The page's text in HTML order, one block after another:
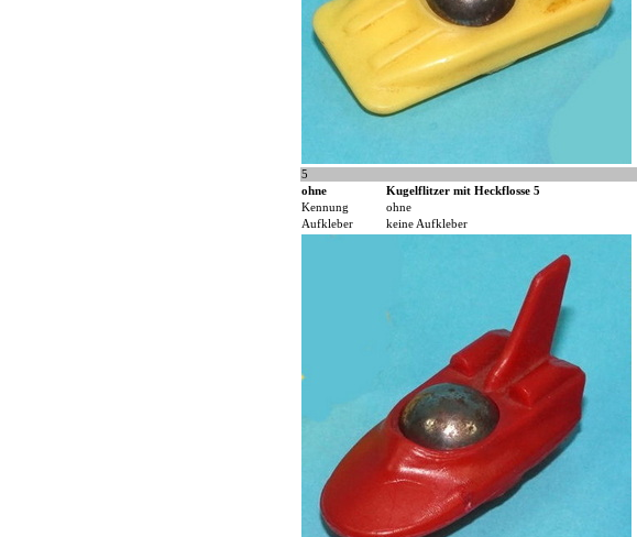
5
ohne
Kugelflitzer mit Heckflosse 5
Kennung
ohne
Aufkleber
keine Aufkleber